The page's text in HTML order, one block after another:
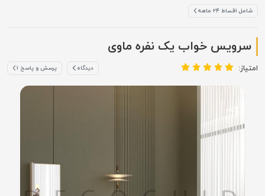
شامل اقساط ۲۴ ماهه
سرویس خواب یک نفره ماوی
امتیاز: دیدگاه پرسش و پاسخ ۱